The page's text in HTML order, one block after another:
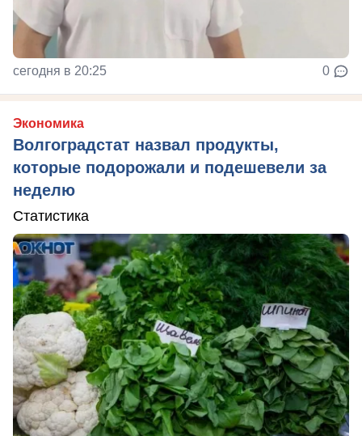
сегодня в 20:25 0
Экономика
Волгоградстат назвал продукты,
которые подорожали и подешевели за
неделю
Статистика